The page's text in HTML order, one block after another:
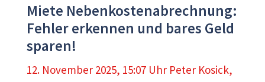
Miete Nebenkostenabrechnung:
Fehler erkennen und bares Geld
sparen!
12. November 2025, 15:07 Uhr Peter Kosick,